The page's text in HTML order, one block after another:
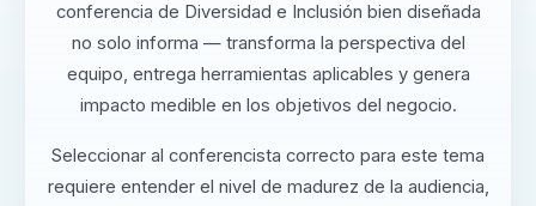
conferencia de Diversidad e Inclusión bien diseñada
no solo informa — transforma la perspectiva del
equipo, entrega herramientas aplicables y genera
impacto medible en los objetivos del negocio.
Seleccionar al conferencista correcto para este tema
requiere entender el nivel de madurez de la audiencia,